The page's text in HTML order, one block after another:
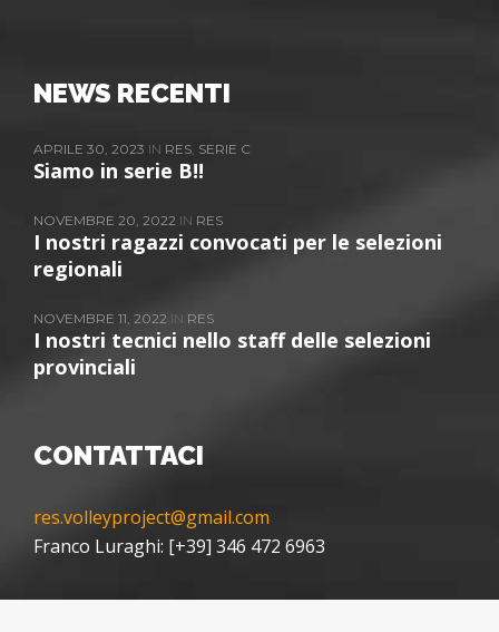
NEWS RECENTI
APRILE 30, 2023 IN RES, SERIE C
Siamo in serie B!!
NOVEMBRE 20, 2022 IN RES
I nostri ragazzi convocati per le selezioni
regionali
NOVEMBRE 11, 2022 IN RES
I nostri tecnici nello staff delle selezioni
provinciali
CONTATTACI
res.volleyproject@gmail.com
Franco Luraghi: [+39] 346 472 6963